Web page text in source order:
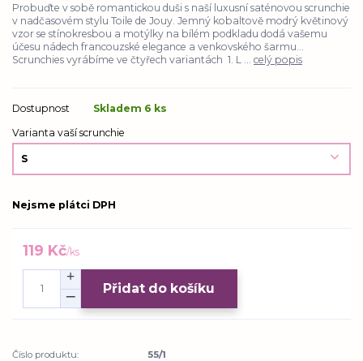
Probuďte v sobě romantickou duši s naší luxusní saténovou scrunchie
v nadčasovém stylu Toile de Jouy. Jemný kobaltově modrý květinový
vzor se stínokresbou a motýlky na bílém podkladu dodá vašemu
účesu nádech francouzské elegance a venkovského šarmu...
Scrunchies vyrábíme ve čtyřech variantách 1. L ... celý popis
Dostupnost
Skladem 6 ks
Varianta vaší scrunchie
Nejsme plátci DPH
119 Kč/ks
Přidat do košíku
Číslo produktu: 55/1